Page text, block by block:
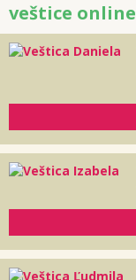
veštice online